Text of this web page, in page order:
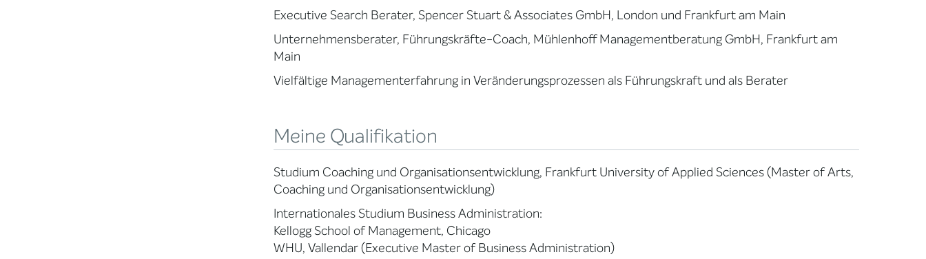
Executive Search Berater, Spencer Stuart & Associates GmbH, London und Frankfurt am Main
Unternehmensberater, Führungskräfte-Coach, Mühlenhoff Managementberatung GmbH, Frankfurt am
Main
Vielfältige Managementerfahrung in Veränderungsprozessen als Führungskraft und als Berater
Meine Qualifikation
Studium Coaching und Organisationsentwicklung, Frankfurt University of Applied Sciences (Master of Arts,
Coaching und Organisationsentwicklung)
Internationales Studium Business Administration:
Kellogg School of Management, Chicago
WHU, Vallendar (Executive Master of Business Administration)